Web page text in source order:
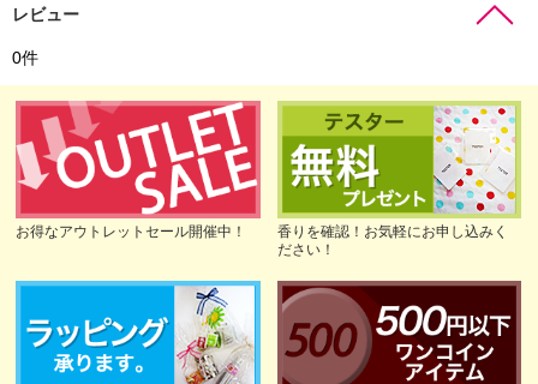
レビュー
0件
お得なアウトレットセール開催中！
香りを確認！お気軽にお申し込みく
ださい！